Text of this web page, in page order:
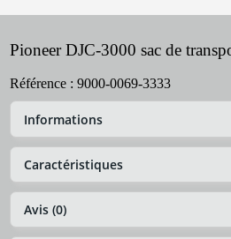
Pioneer DJC-3000 sac de
Référence : 9000-0069-3333
Informations
Caractéristiques
Avis (0)